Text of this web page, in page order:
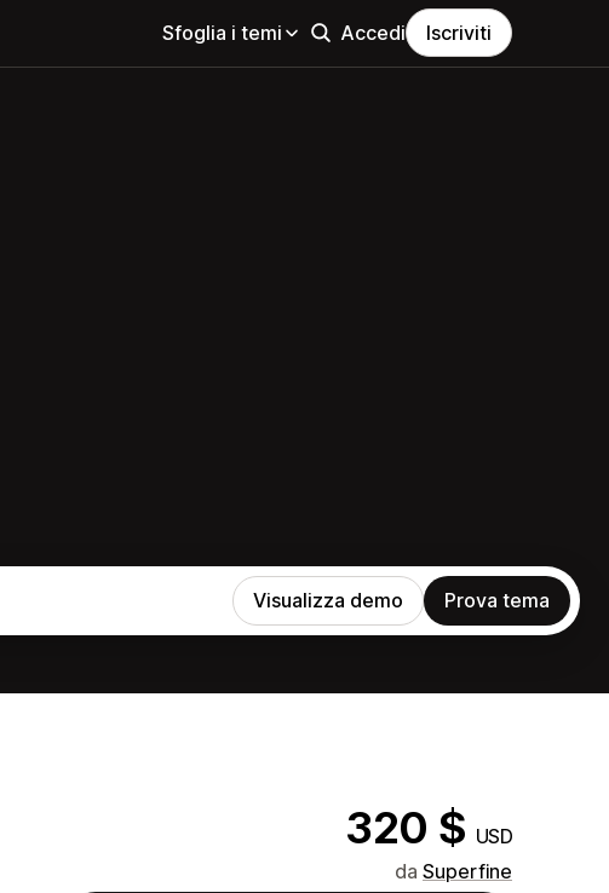
Sfoglia i temi Accedi Iscriviti
Visualizza demo Prova tema
320 $ USD
da Superfine